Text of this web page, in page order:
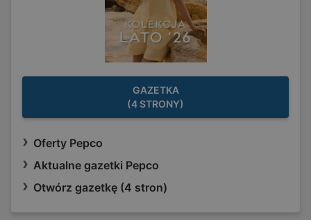
GAZETKA
(4 STRONY)
Oferty Pepco
Aktualne gazetki Pepco
Otwórz gazetkę (4 stron)